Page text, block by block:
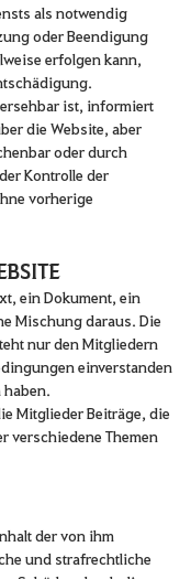
als notwendig
oder Beendigung
erfolgen kann,
ist, informiert
die Website, aber
oder durch
Kontrolle der
vorherige
ein Dokument, ein
Mischung daraus. Die
nur den Mitgliedern
einverstanden
Mitglieder Beiträge, die
verschiedene Themen
der von ihm
und strafrechtliche